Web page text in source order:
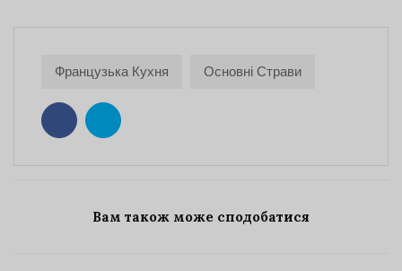
Французька Кухня Основні Страви
Вам також може сподобатися